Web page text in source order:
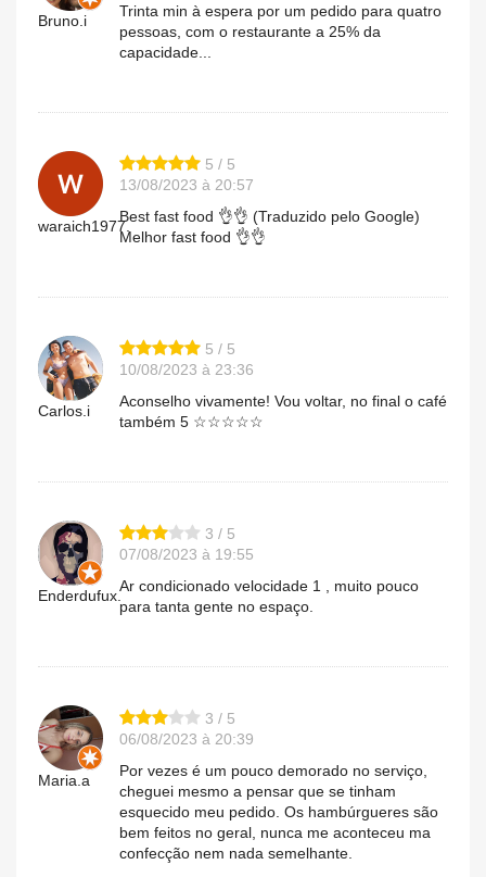
Bruno.i
Trinta min à espera por um pedido para quatro
pessoas, com o restaurante a 25% da
capacidade...
waraich1977.
5 / 5
13/08/2023 à 20:57
Best fast food 👌👌 (Traduzido pelo Google)
Melhor fast food 👌👌
Carlos.i
5 / 5
10/08/2023 à 23:36
Aconselho vivamente! Vou voltar, no final o café
também 5 ☆☆☆☆☆
Enderdufux.
3 / 5
07/08/2023 à 19:55
Ar condicionado velocidade 1 , muito pouco
para tanta gente no espaço.
Maria.a
3 / 5
06/08/2023 à 20:39
Por vezes é um pouco demorado no serviço,
cheguei mesmo a pensar que se tinham
esquecido meu pedido. Os hambúrgueres são
bem feitos no geral, nunca me aconteceu ma
confecção nem nada semelhante.